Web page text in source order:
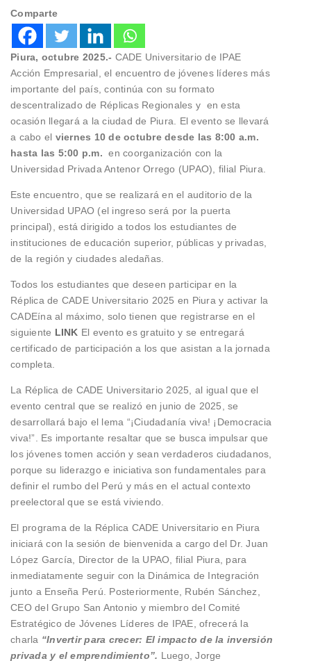
Comparte
Piura, octubre 2025.- CADE Universitario de IPAE
Acción Empresarial, el encuentro de jóvenes líderes más
importante del país, continúa con su formato
descentralizado de Réplicas Regionales y en esta
ocasión llegará a la ciudad de Piura. El evento se llevará
a cabo el viernes 10 de octubre desde las 8:00 a.m.
hasta las 5:00 p.m. en coorganización con la
Universidad Privada Antenor Orrego (UPAO), filial Piura.
Este encuentro, que se realizará en el auditorio de la
Universidad UPAO (el ingreso será por la puerta
principal), está dirigido a todos los estudiantes de
instituciones de educación superior, públicas y privadas,
de la región y ciudades aledañas.
Todos los estudiantes que deseen participar en la
Réplica de CADE Universitario 2025 en Piura y activar la
CADEína al máximo, solo tienen que registrarse en el
siguiente LINK El evento es gratuito y se entregará
certificado de participación a los que asistan a la jornada
completa.
La Réplica de CADE Universitario 2025, al igual que el
evento central que se realizó en junio de 2025, se
desarrollará bajo el lema “¡Ciudadanía viva! ¡Democracia
viva!”. Es importante resaltar que se busca impulsar que
los jóvenes tomen acción y sean verdaderos ciudadanos,
porque su liderazgo e iniciativa son fundamentales para
definir el rumbo del Perú y más en el actual contexto
preelectoral que se está viviendo.
El programa de la Réplica CADE Universitario en Piura
iniciará con la sesión de bienvenida a cargo del Dr. Juan
López García, Director de la UPAO, filial Piura, para
inmediatamente seguir con la Dinámica de Integración
junto a Enseña Perú. Posteriormente, Rubén Sánchez,
CEO del Grupo San Antonio y miembro del Comité
Estratégico de Jóvenes Líderes de IPAE, ofrecerá la
charla “Invertir para crecer: El impacto de la inversión
privada y el emprendimiento”. Luego, Jorge